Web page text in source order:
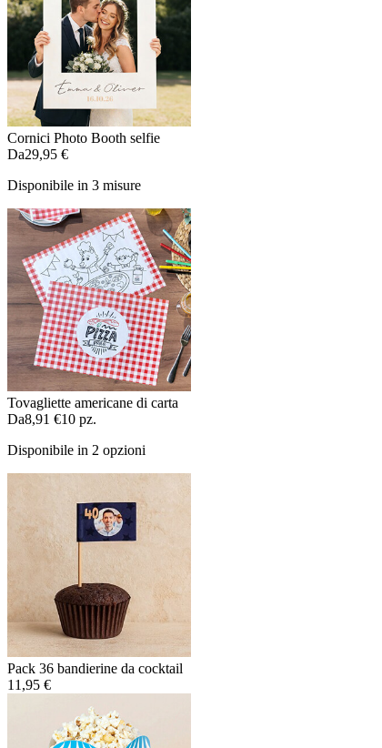
Cornici Photo Booth selfie
Da29,95 €
Disponibile in 3 misure
Tovagliette americane di carta
Da8,91 €10 pz.
Disponibile in 2 opzioni
Pack 36 bandierine da cocktail
11,95 €